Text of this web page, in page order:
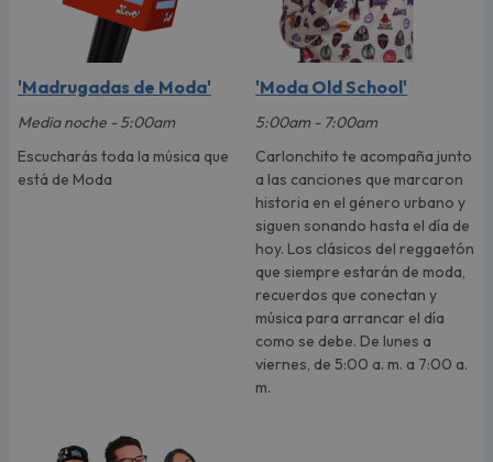
'Madrugadas de Moda'
Media noche - 5:00am
Escucharás toda la música que
está de Moda
'Moda Old School'
5:00am - 7:00am
Carlonchito te acompaña junto
a las canciones que marcaron
historia en el género urbano y
siguen sonando hasta el día de
hoy. Los clásicos del reggaetón
que siempre estarán de moda,
recuerdos que conectan y
música para arrancar el día
como se debe. De lunes a
viernes, de 5:00 a. m. a 7:00 a.
m.